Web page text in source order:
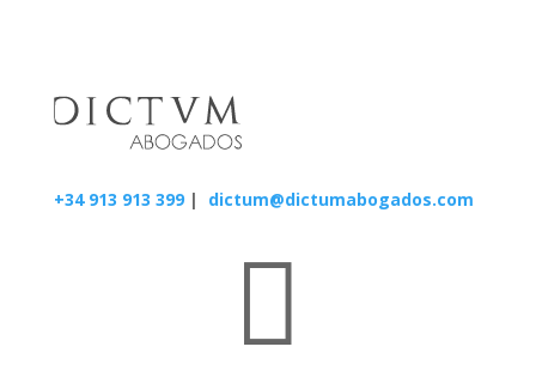
+34 913 913 399| dictum@dictumabogados.com
